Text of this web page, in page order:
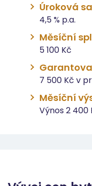
Úroková
4,5 % p.a.
Měsíční
5 100 Kč
7 500 Kč v
Měsíční
Výnos 2